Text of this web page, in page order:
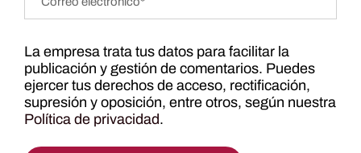
La empresa trata tus datos para facilitar la
publicación y gestión de comentarios. Puedes
ejercer tus derechos de acceso, rectificación,
supresión y oposición, entre otros, según nuestra
Política de privacidad.